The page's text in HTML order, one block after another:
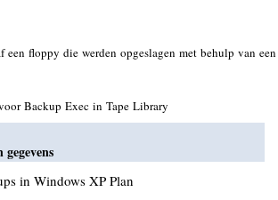
een floppy die werden opgeslagen met behulp van
Backup Exec in Tape Library
in Windows XP Plan